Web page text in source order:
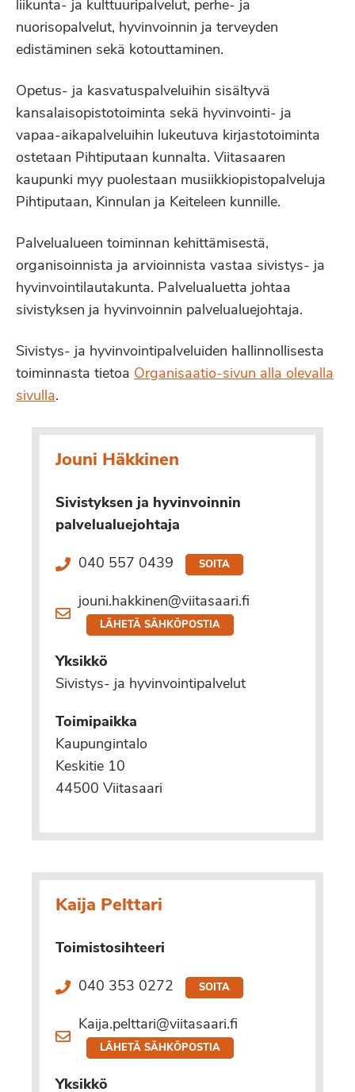
liikunta- ja kulttuuripalvelut, perhe- ja
nuorisopalvelut, hyvinvoinnin ja terveyden
edistäminen sekä kotouttaminen.
Opetus- ja kasvatuspalveluihin sisältyvä
kansalaisopistotoiminta sekä hyvinvointi- ja
vapaa-aikapalveluihin lukeutuva kirjastotoiminta
ostetaan Pihtiputaan kunnalta. Viitasaaren
kaupunki myy puolestaan musiikkiopistopalveluja
Pihtiputaan, Kinnulan ja Keiteleen kunnille.
Palvelualueen toiminnan kehittämisestä,
organisoinnista ja arvioinnista vastaa sivistys- ja
hyvinvointilautakunta. Palvelualuetta johtaa
sivistyksen ja hyvinvoinnin palvelualuejohtaja.
Sivistys- ja hyvinvointipalveluiden hallinnollisesta
toiminnasta tietoa Organisaatio-sivun alla olevalla
sivulla.
Jouni Häkkinen
Sivistyksen ja hyvinvoinnin
palvelualuejohtaja
040 557 0439 SOITA
jouni.hakkinen@viitasaari.fi
LÄHETÄ SÄHKÖPOSTIA
Yksikkö
Sivistys- ja hyvinvointipalvelut
Toimipaikka
Kaupungintalo
Keskitie 10
44500 Viitasaari
Kaija Pelttari
Toimistosihteeri
040 353 0272 SOITA
Kaija.pelttari@viitasaari.fi
LÄHETÄ SÄHKÖPOSTIA
Yksikkö